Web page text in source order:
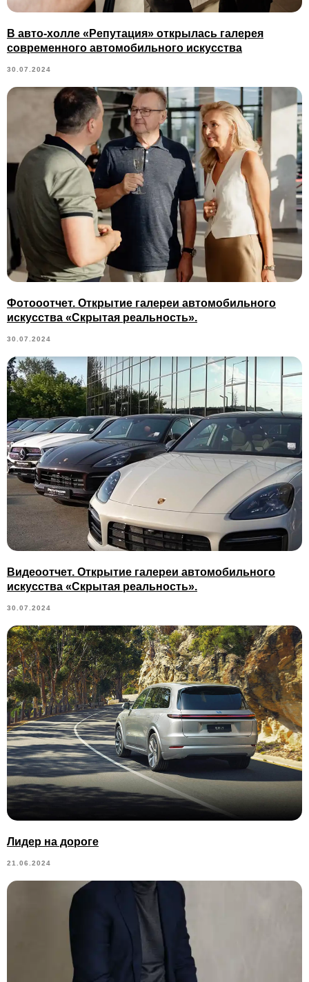
В авто-холле «Репутация» открылась галерея
современного автомобильного искусства
30.07.2024
Фотооотчет. Открытие галереи автомобильного
искусства «Скрытая реальность».
30.07.2024
Видеоотчет. Открытие галереи автомобильного
искусства «Скрытая реальность».
30.07.2024
Лидер на дороге
21.06.2024